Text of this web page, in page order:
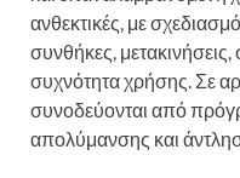
ανθεκτικές, με
συνθήκες,
συχνότητα χρήσης. Σε
συνοδεύονται από
απολύμανσης και